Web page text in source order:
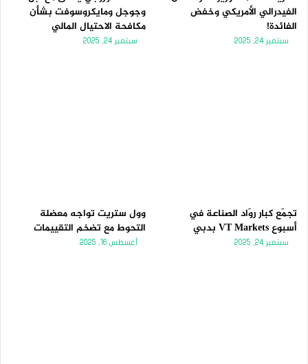
الفيدرالي الأمريكي وخفض
الفائدة!
سبتمبر 24, 2025
وجوجل ومايكروسوفت بشأن
مكافحة الاحتيال المالي
سبتمبر 24, 2025
تجمّع كبار روّاد الصناعة في
أسبوع VT Markets بدبي
سبتمبر 24, 2025
وول ستريت تواجه معضلة
التحوط مع تضخم التقييمات
أغسطس 16, 2025